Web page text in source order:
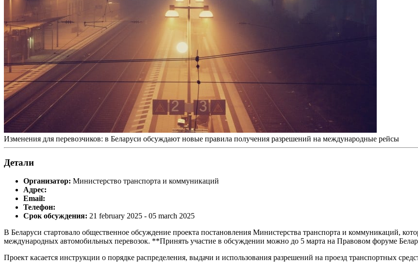
Изменения для перевозчиков: в Беларуси обсуждают новые правила получения разрешений на международные рейсы
Детали
Организатор: Министерство транспорта и коммуникаций
Адрес:
Email:
Телефон:
Срок обсуждения: 21 february 2025 - 05 march 2025
В Беларуси стартовало общественное обсуждение проекта постановления Министерства транспорта и коммуникаций,
международных автомобильных перевозок. **Принять участие в обсуждении можно до 5 марта на Правовом форуме
Проект касается инструкции о порядке распределения, выдачи и использования разрешений на проезд транспортных